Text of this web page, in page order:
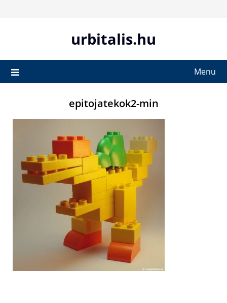
urbitalis.hu
Menu
epitojatekok2-min